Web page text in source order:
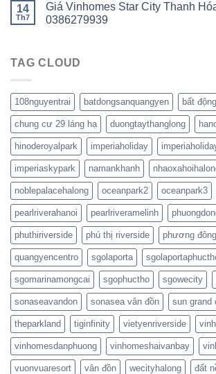
14
Th7
Giá Vinhomes Star City Thanh
0386279939
TAG CLOUD
108nguyentrai batdongsanquangyen bất
chung cư 29 láng hạ duongtaythanglong
hinoderoyalpark imperiaholiday
imperiaskypark namankhanh
noblepalacehalong oceanpark2 oceanpark3
pearlriverahanoi pearlriveramelinh
phuthiriverside phú thị riverside phương
quangyencentro sgolaporta
sgomarinamongcai sgophuctho sgowecity
sonaseavandon sonasea vân đồn sun grand
theparkland tiginfinity vietyenriverside
vinhomesdanphuong vinhomeshaivanbay
vuonvuaresort vân đồn wecityhalong đất